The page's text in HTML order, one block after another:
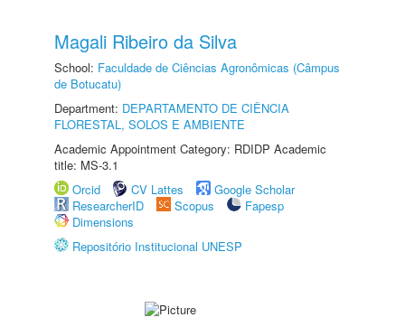
Magali Ribeiro da Silva
School: Faculdade de Ciências Agronômicas (Câmpus
de Botucatu)
Department: DEPARTAMENTO DE CIÊNCIA
FLORESTAL, SOLOS E AMBIENTE
Academic Appointment Category: RDIDP Academic
title: MS-3.1
Orcid
CV Lattes
Google Scholar
ResearcherID
Scopus
Fapesp
Dimensions
Repositório Institucional UNESP